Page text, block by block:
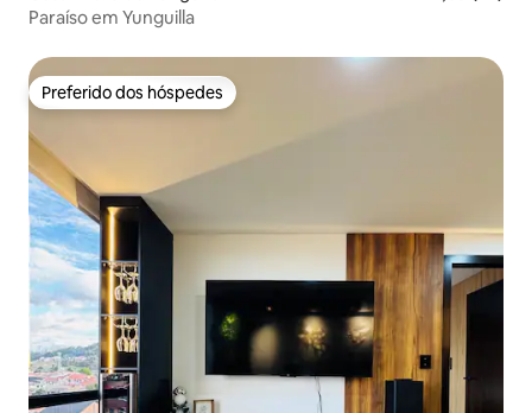
Paraíso em Yunguilla
Preferido dos hóspedes
Preferido dos hóspedes